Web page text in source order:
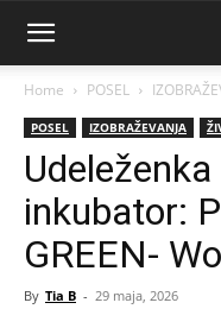
Home POSEL
POSEL IZOBRAŽEVANJA
inkubator:
GREEN-
By Tia B - 29 maja, 2026